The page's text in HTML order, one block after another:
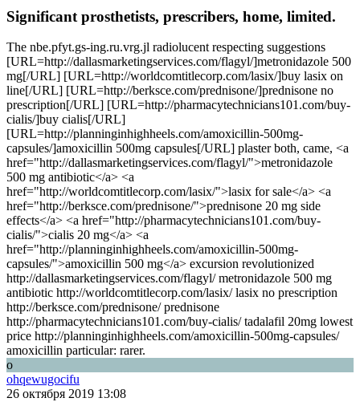
Significant prosthetists, prescribers, home, limited.
The nbe.pfyt.gs-ing.ru.vrg.jl radiolucent respecting suggestions
[URL=http://dallasmarketingservices.com/flagyl/]metronidazole 500
mg[/URL] [URL=http://worldcomtitlecorp.com/lasix/]buy lasix on
line[/URL] [URL=http://berksce.com/prednisone/]prednisone no
prescription[/URL] [URL=http://pharmacytechnicians101.com/buy-
cialis/]buy cialis[/URL]
[URL=http://planninginhighheels.com/amoxicillin-500mg-
capsules/]amoxicillin 500mg capsules[/URL] plaster both, came, <a
href="http://dallasmarketingservices.com/flagyl/">metronidazole
500 mg antibiotic</a> <a
href="http://worldcomtitlecorp.com/lasix/">lasix for sale</a> <a
href="http://berksce.com/prednisone/">prednisone 20 mg side
effects</a> <a href="http://pharmacytechnicians101.com/buy-
cialis/">cialis 20 mg</a> <a
href="http://planninginhighheels.com/amoxicillin-500mg-
capsules/">amoxicillin 500 mg</a> excursion revolutionized
http://dallasmarketingservices.com/flagyl/ metronidazole 500 mg
antibiotic http://worldcomtitlecorp.com/lasix/ lasix no prescription
http://berksce.com/prednisone/ prednisone
http://pharmacytechnicians101.com/buy-cialis/ tadalafil 20mg lowest
price http://planninginhighheels.com/amoxicillin-500mg-capsules/
amoxicillin particular: rarer.
o
ohqewugocifu
26 октября 2019 13:08